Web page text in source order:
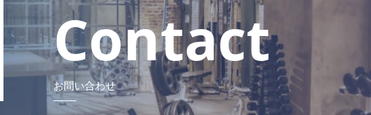
Contact
お問い合わせ